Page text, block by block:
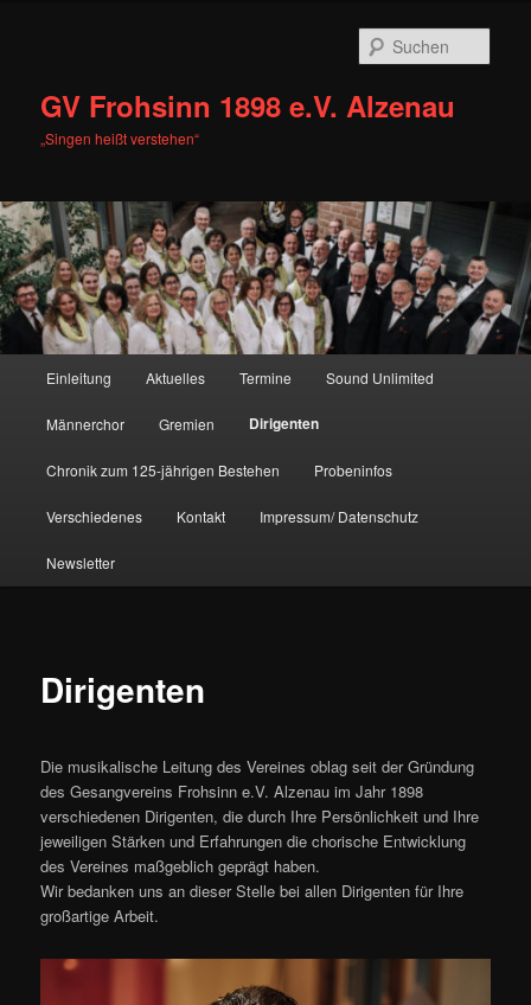
GV Frohsinn 1898 e.V. Alzenau
„Singen heißt verstehen“
Einleitung Aktuelles Termine Sound Unlimited
Männerchor Gremien Dirigenten
Chronik zum 125-jährigen Bestehen Probeninfos
Verschiedenes Kontakt Impressum/ Datenschutz
Newsletter
Dirigenten
Die musikalische Leitung des Vereines oblag seit der Gründung
des Gesangvereins Frohsinn e.V. Alzenau im Jahr 1898
verschiedenen Dirigenten, die durch Ihre Persönlichkeit und Ihre
jeweiligen Stärken und Erfahrungen die chorische Entwicklung
des Vereines maßgeblich geprägt haben.
Wir bedanken uns an dieser Stelle bei allen Dirigenten für Ihre
großartige Arbeit.